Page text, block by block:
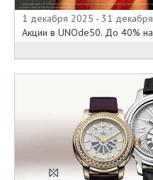
1 декабря 2025 - 31
Акции в UNOde50. До 40%